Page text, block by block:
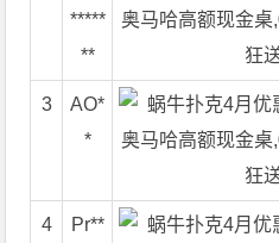
*****
**
3
AO*
*
4
Pr**